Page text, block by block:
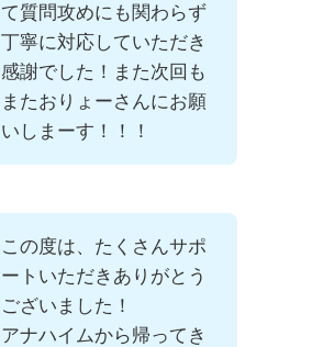
て質問攻めにも関わらず
丁寧に対応していただき
感謝でした！また次回も
またおりょーさんにお願
いしまーす！！！
この度は、たくさんサポ
ートいただきありがとう
ございました！
アナハイムから帰ってき